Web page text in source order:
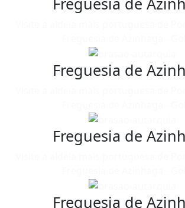
Freguesia de
Freguesia de
Freguesia de